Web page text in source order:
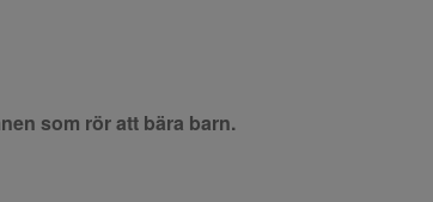
som rör att bära barn.